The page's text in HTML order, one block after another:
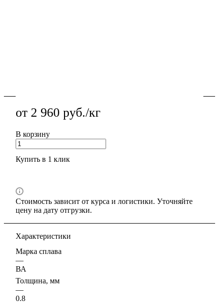
от 2 960 руб./кг
В корзину
Купить в 1 клик
Стоимость зависит от курса и логистики. Уточняйте
цену на дату отгрузки.
Характеристики
Марка сплава
—
ВА
Толщина, мм
—
0.8